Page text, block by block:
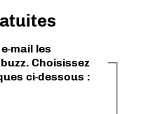
mail les
Choisissez
ci-dessous :